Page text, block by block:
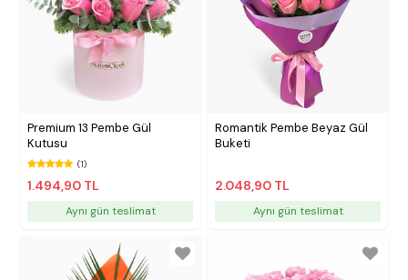
Premium 13 Pembe Gül
Kutusu
(1)
1.494,90 TL
Aynı gün teslimat
Romantik Pembe Beyaz Gül
Buketi
2.048,90 TL
Aynı gün teslimat